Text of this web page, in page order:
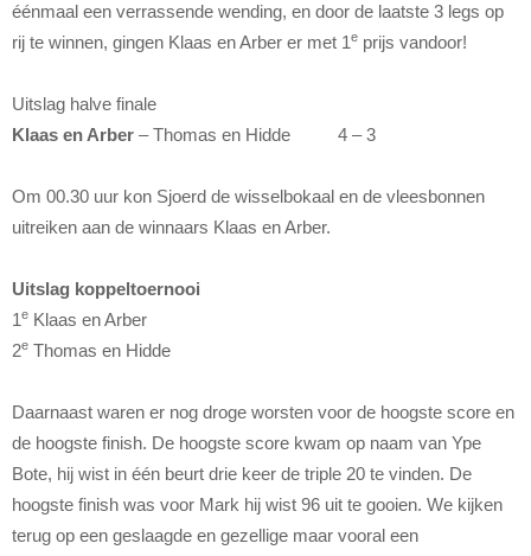
éénmaal een verrassende wending, en door de laatste 3 legs op
rij te winnen, gingen Klaas en Arber er met 1e prijs vandoor!
Uitslag halve finale
Klaas en Arber – Thomas en Hidde 4 – 3
Om 00.30 uur kon Sjoerd de wisselbokaal en de vleesbonnen
uitreiken aan de winnaars Klaas en Arber.
Uitslag koppeltoernooi
1e Klaas en Arber
2e Thomas en Hidde
Daarnaast waren er nog droge worsten voor de hoogste score en
de hoogste finish. De hoogste score kwam op naam van Ype
Bote, hij wist in één beurt drie keer de triple 20 te vinden. De
hoogste finish was voor Mark hij wist 96 uit te gooien. We kijken
terug op een geslaagde en gezellige maar vooral een